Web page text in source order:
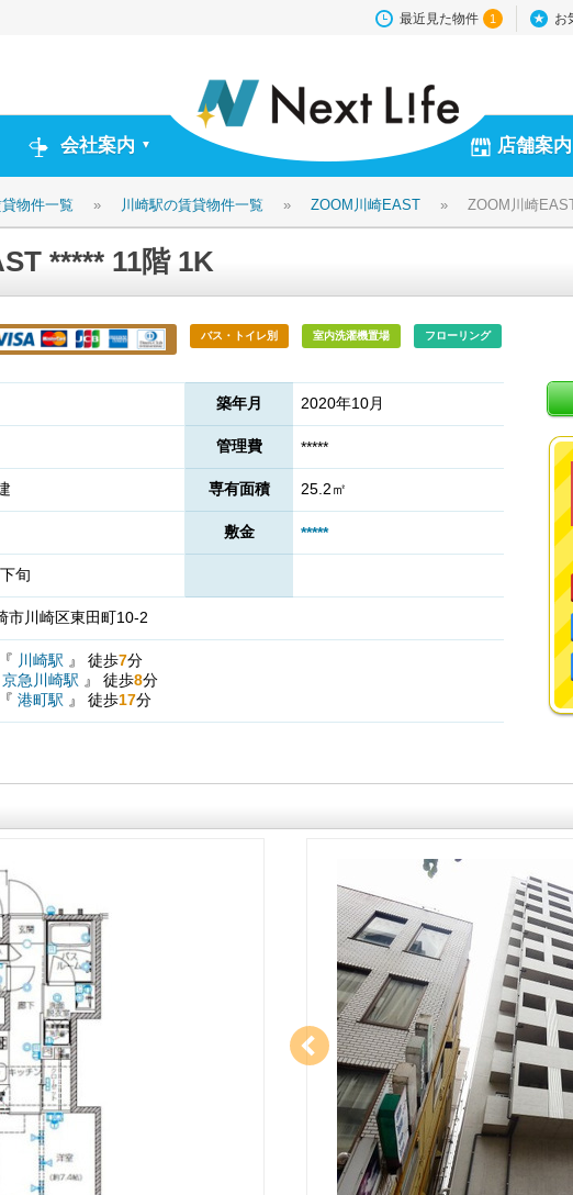
最近見た物件 1 お
会社案内 ▼ 店舗案内
物件一覧 » 川崎駅の賃貸物件一覧 » ZOOM川崎EAST » ZOOM川崎
***** 11階 1K
バス・トイレ別 室内洗濯機置場 フローリング
築年月 2020年10月
管理費 *****
専有面積 25.2㎡
敷金 *****
旬
市川崎区東田町10-2
『 川崎駅 』 徒歩7分
京急川崎駅 』 徒歩8分
『 港町駅 』 徒歩17分